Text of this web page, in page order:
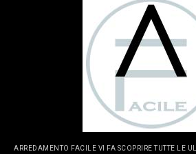
ARREDAMENTO FACILE VI FA SCOPRIRE TUTTE LE